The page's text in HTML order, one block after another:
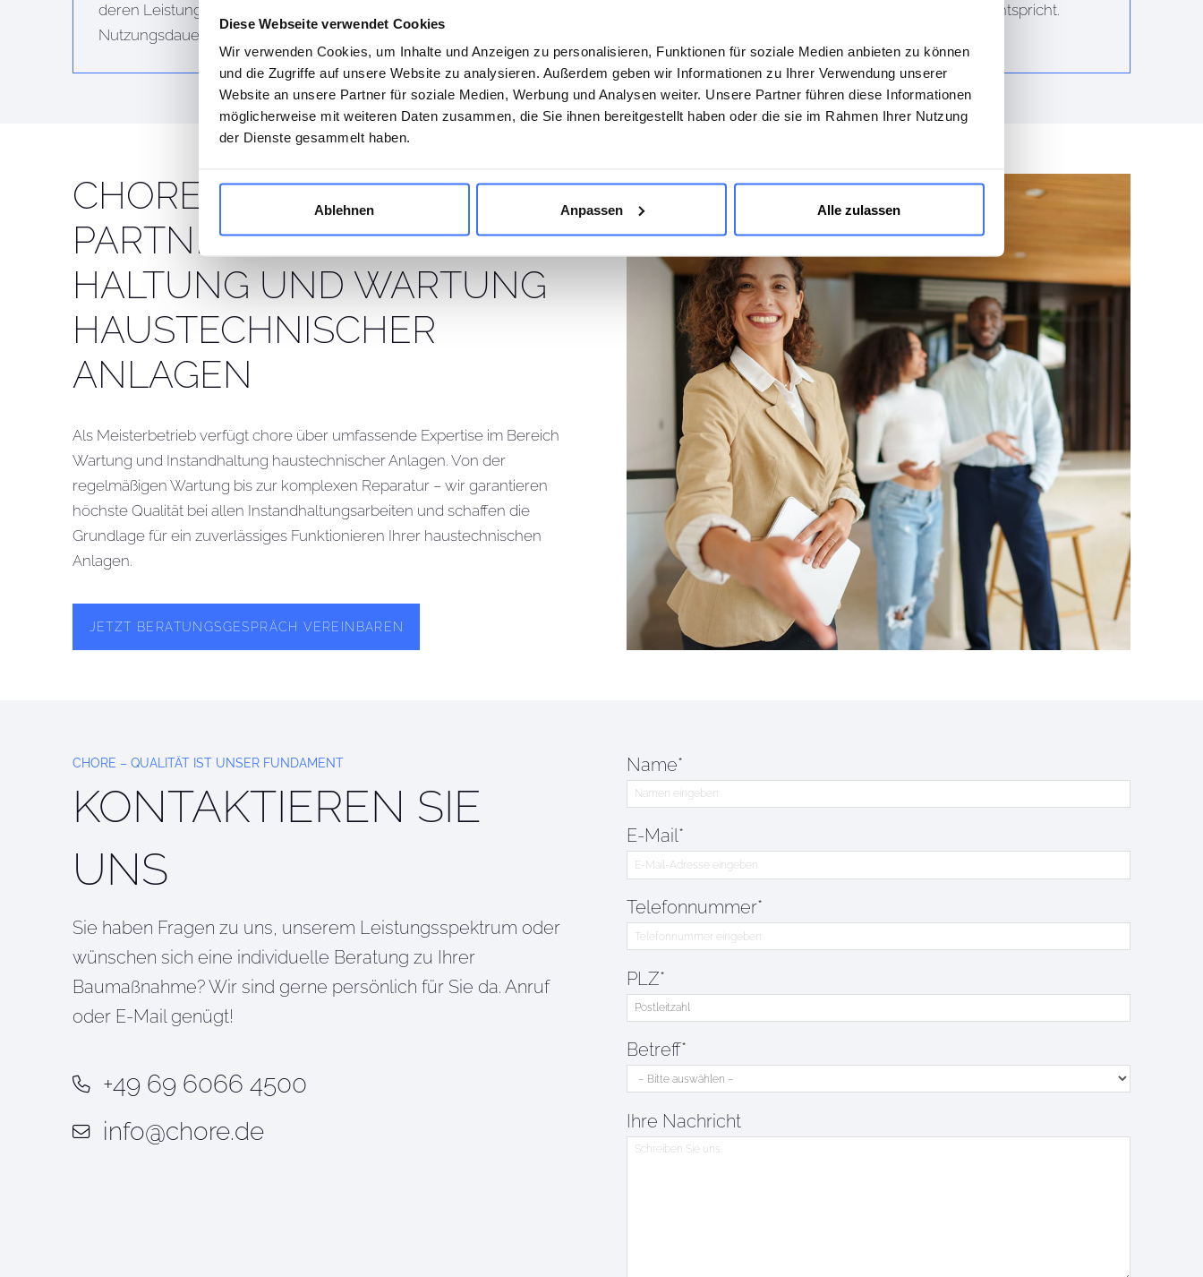
Diese Webseite verwendet Cookies
Wir verwenden Cookies, um Inhalte und Anzeigen zu personalisieren, Funktionen für soziale Medien anbieten zu können
und die Zugriffe auf unsere Website zu analysieren. Außerdem geben wir Informationen zu Ihrer Verwendung unserer
Website an unsere Partner für soziale Medien, Werbung und Analysen weiter. Unsere Partner führen diese Informationen
möglicherweise mit weiteren Daten zusammen, die Sie ihnen bereitgestellt haben oder die sie im Rahmen Ihrer Nutzung
der Dienste gesammelt haben.
Ablehnen Anpassen Alle zulassen
deren Leistung, senken den Energieverbrauch und verlängern die
Nutzungsdauer.
Trinkwasser stets den höchsten Qualitätsstandards entspricht.
CHORE ALS IHR FACH­
PARTNER FÜR INSTAND­
HALTUNG UND WARTUNG
HAUS­TECHNISCHER
ANLAGEN
Als Meisterbetrieb verfügt chore über umfassende Expertise im Bereich
Wartung und Instandhaltung haustechnischer Anlagen. Von der
regelmäßigen Wartung bis zur komplexen Reparatur – wir garantieren
höchste Qualität bei allen Instandhaltungsarbeiten und schaffen die
Grundlage für ein zuverlässiges Funktionieren Ihrer haustechnischen
Anlagen.
JETZT BERATUNGSGESPRÄCH VEREINBAREN
CHORE – QUALITÄT IST UNSER FUNDAMENT
KONTAKTIEREN SIE
UNS
Sie haben Fragen zu uns, unserem Leistungsspektrum oder
wünschen sich eine individuelle Beratung zu Ihrer
Baumaßnahme? Wir sind gerne persönlich für Sie da. Anruf
oder E-Mail genügt!
+49 69 6066 4500
info@chore.de
Name*
E-Mail*
Telefonnummer*
PLZ*
Betreff*
Ihre Nachricht